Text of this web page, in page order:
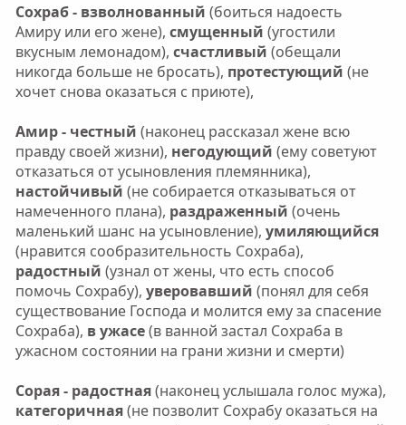
Сохраб - взволнованный (боиться надоесть
Амиру или его жене), смущенный (угостили
вкусным лемонадом), счастливый (обещали
никогда больше не бросать), протестующий (не
хочет снова оказаться с приюте),
Амир - честный (наконец рассказал жене всю
правду своей жизни), негодующий (ему советуют
отказаться от усыновления племянника),
настойчивый (не собирается отказываться от
намеченного плана), раздраженный (очень
маленький шанс на усыновление), умиляющийся
(нравится сообразительность Сохраба),
радостный (узнал от жены, что есть способ
помочь Сохрабу), уверовавший (понял для себя
существование Господа и молится ему за спасение
Сохраба), в ужасе(в ванной застал Сохраба в
ужасном состоянии на грани жизни и смерти)
Сорая - радостная(наконец услышала голос мужа),
категоричная(не позволит Сохрабу оказаться на